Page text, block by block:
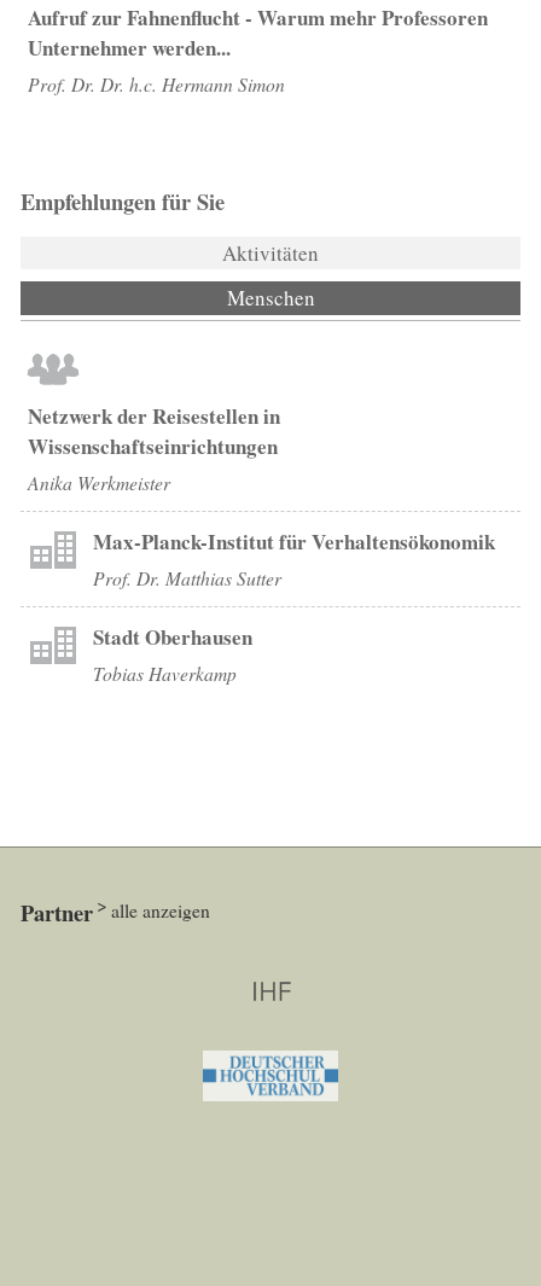
Aufruf zur Fahnenflucht - Warum mehr Professoren
Unternehmer werden...
Prof. Dr. Dr. h.c. Hermann Simon
Empfehlungen für Sie
Aktivitäten
Menschen
Netzwerk der Reisestellen in
Wissenschaftseinrichtungen
Anika Werkmeister
Max-Planck-Institut für Verhaltensökonomik
Prof. Dr. Matthias Sutter
Stadt Oberhausen
Tobias Haverkamp
Partner alle anzeigen